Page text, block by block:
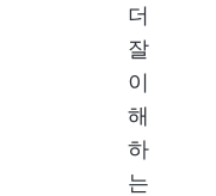
더
잘
이
해
하
는